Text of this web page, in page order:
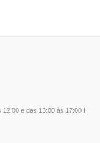
e das 13:00 às 17:00 H